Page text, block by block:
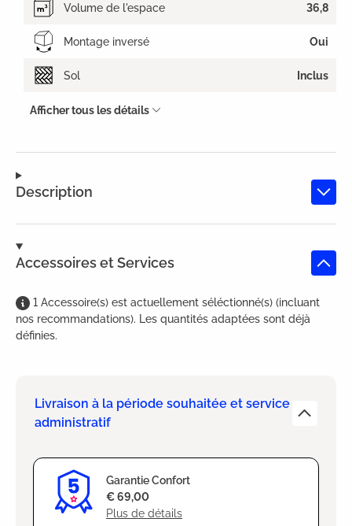
Description
Accessoires et Services
1 Accessoire(s) est actuellement séléctionné(s) (incluant
nos recommandations). Les quantités adaptées sont déjà
définies.
Livraison à la période souhaitée et service
administratif
Garantie Confort
Plus de détails
€ 69,00
Volume de l'espace 36,8
Montage inversé Oui
Sol Inclus
Afficher tous les détails